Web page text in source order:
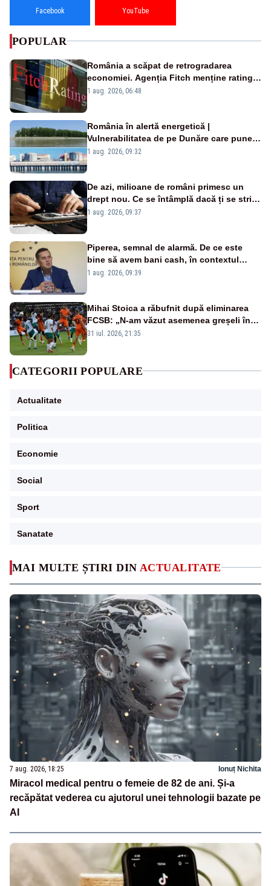
MAI MULTE ȘTIRI DIN ACTUALITATE
7 aug. 2026, 18:25 Ionuț Nichita
Miracol medical pentru o femeie de 82 de ani. Și-a
recăpătat vederea cu ajutorul unei tehnologii bazate pe
AI
Facebook YouTube
POPULAR
România a scăpat de retrogradarea
economiei. Agenția Fitch menține ratingul
„BBB-” cu perspectivă negativă
1 aug. 2026, 06:48
România în alertă energetică |
Vulnerabilitatea de pe Dunăre care pune
în pericol Centrala Cernavodă era
1 aug. 2026, 09:32
De azi, milioane de români primesc un
drept nou. Ce se întâmplă dacă ți se strică
un produs
1 aug. 2026, 09:37
Piperea, semnal de alarmă. De ce este
bine să avem bani cash, în contextul
alertei energetice?
1 aug. 2026, 09:39
Mihai Stoica a răbufnit după eliminarea
FCSB: „N-am văzut asemenea greșeli în
190 de meciuri europene”
31 iul. 2026, 21:35
CATEGORII POPULARE
Actualitate
Politica
Economie
Social
Sport
Sanatate